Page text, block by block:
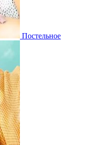
Постельное